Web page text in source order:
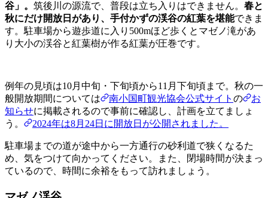
谷」。 筑後川の源流で、普段は立ち入りはできません。 春と
秋にだけ開放日があり、手付かずの渓谷の紅葉を堪能できま
す。駐車場から遊歩道に入り500mほど歩くとマゼノ滝があ
り大小の渓谷と紅葉樹が作る紅葉が圧巻です。
例年の見頃は10月中旬・下旬頃から11月下旬頃まで。秋の一
般開放期間については
南小国町観光協会公式サイト の
お
知らせに掲載されるので事前に確認し、計画を立てましょ
う。
2024年は8月24日に開放日が公開されました。
駐車場までの道が途中から一方通行の砂利道で狭くなるた
め、気をつけて向かってください。また、閉場時間が決まっ
ているので、時間に余裕をもって訪れましょう。